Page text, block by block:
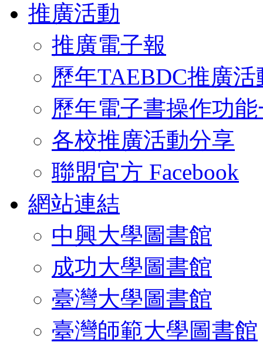
推廣活動
推廣電子報
歷年TAEBDC推廣活
歷年電子書操作功
各校推廣活動分享
聯盟官方 Facebook
網站連結
中興大學圖書館
成功大學圖書館
臺灣大學圖書館
臺灣師範大學圖書館